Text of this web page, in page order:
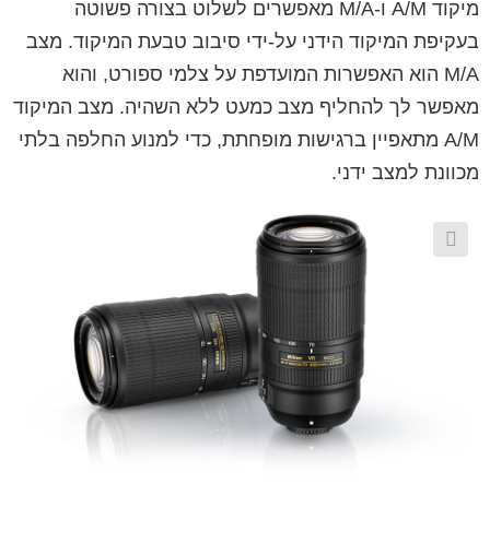
מיקוד A/M ו-M/A מאפשרים לשלוט בצורה פשוטה
בעקיפת המיקוד הידני על-ידי סיבוב טבעת המיקוד. מצב
M/A הוא האפשרות המועדפת על צלמי ספורט, והוא
מאפשר לך להחליף מצב כמעט ללא השהיה. מצב המיקוד
A/M מתאפיין ברגישות מופחתת, כדי למנוע החלפה בלתי
מכוונת למצב ידני.